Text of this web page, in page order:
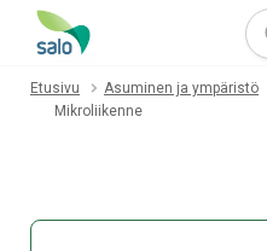
Etusivu Asuminen ja ympäristö
Mikroliikenne